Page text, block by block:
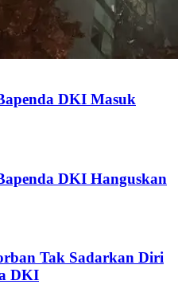
DKI Masuk
DKI Hanguskan
Tak Sadarkan Diri
DKI